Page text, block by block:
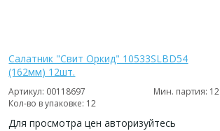
Салатник "Свит Оркид" 10533SLBD54
(162мм) 12шт.
Артикул: 00118697
Мин. партия: 12
Кол-во в упаковке: 12
Для просмотра цен авторизуйтесь